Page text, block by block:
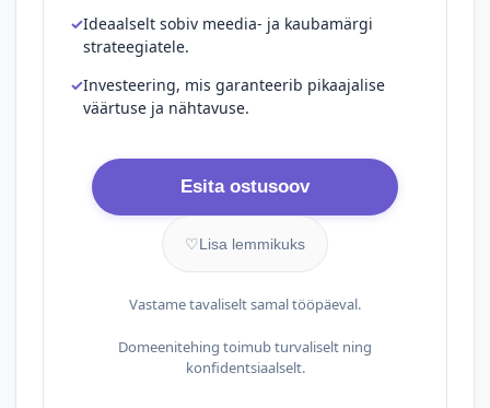
Ideaalselt sobiv meedia- ja kaubamärgi
strateegiatele.
Investeering, mis garanteerib pikaajalise
väärtuse ja nähtavuse.
Esita ostusoov
♡Lisa lemmikuks
Vastame tavaliselt samal tööpäeval.
Domeenitehing toimub turvaliselt ning
konfidentsiaalselt.